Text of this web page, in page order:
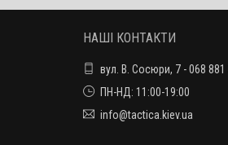
НАШІ КОНТАКТИ
вул. В. Сосюри, 7 - 068
ПН-НД: 11:00-19:00
info@tactica.kiev.ua